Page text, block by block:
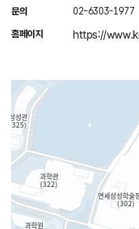
내
문의 02-6303-1977
홈페이지 https://